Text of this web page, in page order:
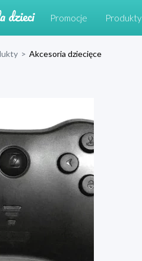
Promocje Produkty
> Akcesoria dziecięce